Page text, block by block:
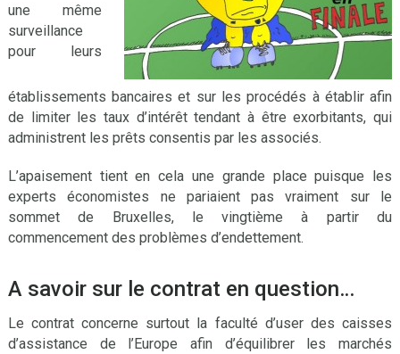
une même
surveillance
pour leurs
établissements bancaires et sur les procédés à établir afin
de limiter les taux d’intérêt tendant à être exorbitants, qui
administrent les prêts consentis par les associés.
L’apaisement tient en cela une grande place puisque les
experts économistes ne pariaient pas vraiment sur le
sommet de Bruxelles, le vingtième à partir du
commencement des problèmes d’endettement.
A savoir sur le contrat en question…
Le contrat concerne surtout la faculté d’user des caisses
d’assistance de l’Europe afin d’équilibrer les marchés